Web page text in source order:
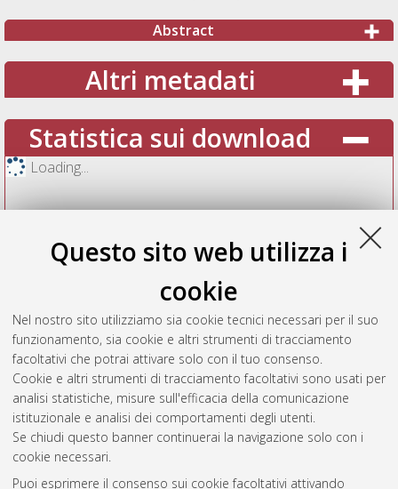
Questo sito web utilizza i
cookie
Nel nostro sito utilizziamo sia cookie tecnici necessari per il suo
funzionamento, sia cookie e altri strumenti di tracciamento
facoltativi che potrai attivare solo con il tuo consenso.
Cookie e altri strumenti di tracciamento facoltativi sono usati per
analisi statistiche, misure sull'efficacia della comunicazione
istituzionale e analisi dei comportamenti degli utenti.
Se chiudi questo banner continuerai la navigazione solo con i
cookie necessari.
Puoi esprimere il consenso sui cookie facoltativi attivando
Abstract
Altri metadati
Statistica sui download
Loading...
Vedi altre statistiche
Gestione del documento: